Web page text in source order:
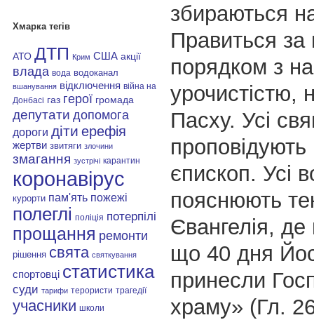
Хмарка тегів
АТО ДТП Крим США акції
влада вода водоканал
вшанування відключення війна на
Донбасі газ герої громада
депутати допомога
дороги діти ерефія
жертви звитяги злочини
змагання зустрічі карантин
коронавірус
курорти пам'ять пожежі
полеглі поліція потерпілі
прощання ремонти
рішення свята святкування
спортовці статистика
суди тарифи терористи трагедії
учасники школи
збираються
Правиться
порядком з
урочистістю,
Пасху. Усі
проповідують
єпископ. Усі
пояснюють
Євангелія, де
що 40 дня
принесли
храму» (Гл.